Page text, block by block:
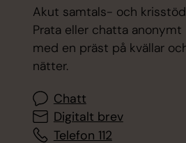
Akut samtals- och
Prata eller chatta anonymt
med en präst på kvällar
nätter.
Chatt
Digitalt brev
Telefon 112